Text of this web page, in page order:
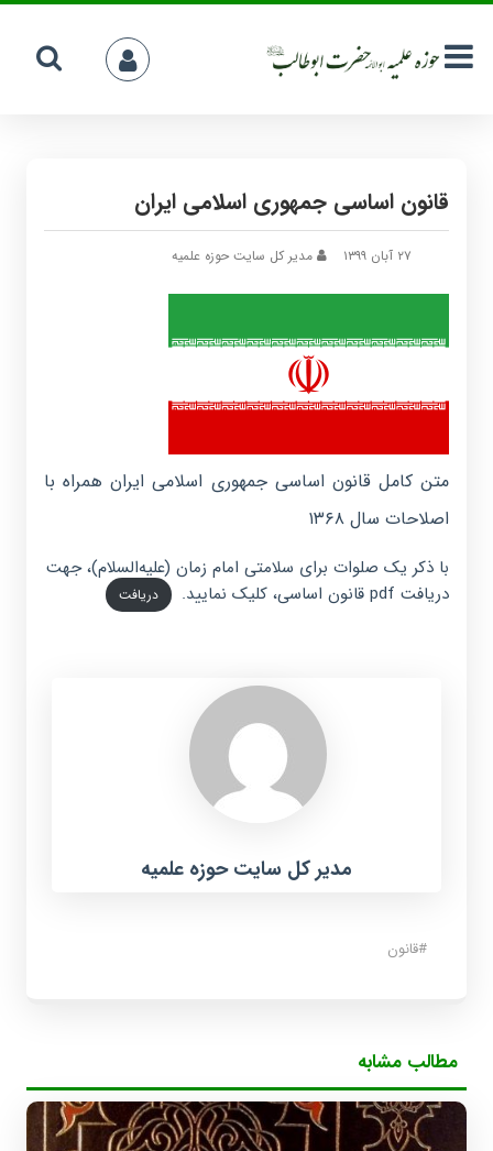
قانون اساسی جمهوری اسلامی ایران
مدیر کل سایت حوزه علمیه
متن کامل قانون اساسی جمهوری اسلامی ایران همراه با
اصلاحات سال ۱۳۶۸
با ذکر یک صلوات برای سلامتی امام زمان (علیه‌السلام)، جهت
دریافت pdf قانون اساسی، کلیک نمایید.
دریافت
مدیر کل سایت حوزه علمیه
#قانون
مطالب مشابه